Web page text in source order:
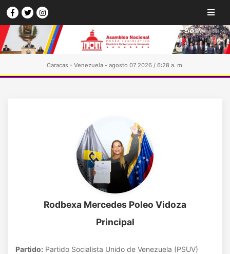
Caracas - Venezuela - agosto 07 2026 / 6:28 a. m.
Rodbexa Mercedes Poleo Vidoza
Principal
Partido: Partido Socialista Unido de Venezuela (PSUV)